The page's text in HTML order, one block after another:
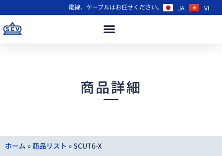
JA VI
電線、ケーブルはお任せください。
商品詳細
ホーム » 商品リスト »SCUT6-X